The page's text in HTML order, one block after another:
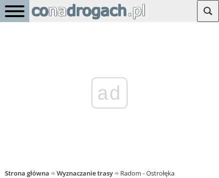
ad
Strona główna Wyznaczanie trasy Radom - Ostrołęka